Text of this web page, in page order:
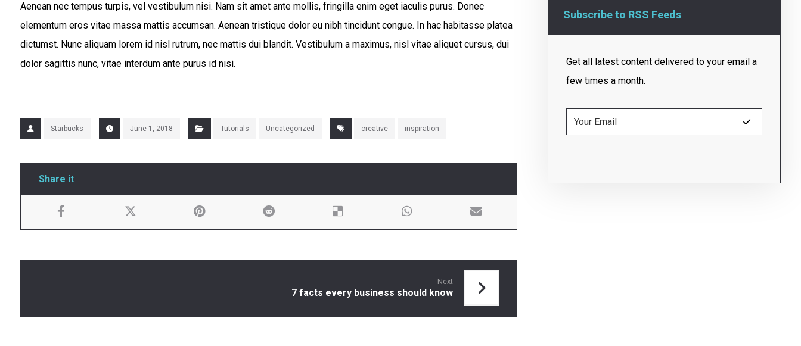
Aenean nec tempus turpis, vel vestibulum nisi. Nam sit amet ante mollis, fringilla enim eget iaculis purus. Donec
elementum eros vitae massa mattis accumsan. Aenean tristique dolor eu nibh tincidunt congue. In hac habitasse platea
dictumst. Nunc aliquam lorem id nisl rutrum, nec mattis dui blandit. Vestibulum a maximus, nisl vitae aliquet cursus, dui
dolor sagittis nunc, vitae interdum ante purus id nisi.
Starbucks June 1, 2018 Tutorials Uncategorized creative inspiration
Next
7 facts every business should know
Subscribe to RSS Feeds
Get all latest content delivered to your email a
few times a month.